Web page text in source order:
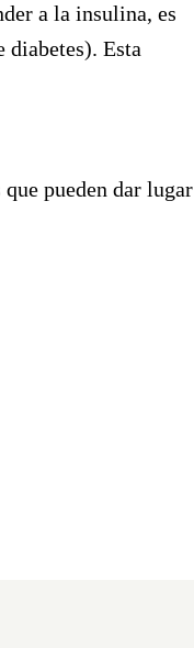
a la insulina, es
diabetes). Esta
pueden dar lugar